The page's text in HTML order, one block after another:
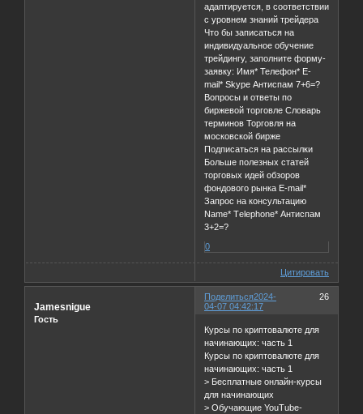
адаптируется, в соответствии
с уровнем знаний трейдера
Что бы записаться на
индивидуальное обучение
трейдингу, заполните форму-
заявку: Имя* Телефон* E-
mail* Skype Антиспам 7+6=?
Вопросы и ответы по
биржевой торговле Словарь
терминов Торговля на
московской бирже
Подписаться на рассылки
Больше полезных статей
торговых идей обзоров
фондового рынка E-mail*
Запрос на консультацию
Name* Тelephone* Антиспам
3+2=?
0
Цитировать
Поделиться 26
2024-
04-07 04:42:17
Jamesnigue
Гость
Курсы по криптовалюте для
начинающих: часть 1
Курсы по криптовалюте для
начинающих: часть 1
> Бесплатные онлайн-курсы
для начинающих
> Обучающие YouTube-